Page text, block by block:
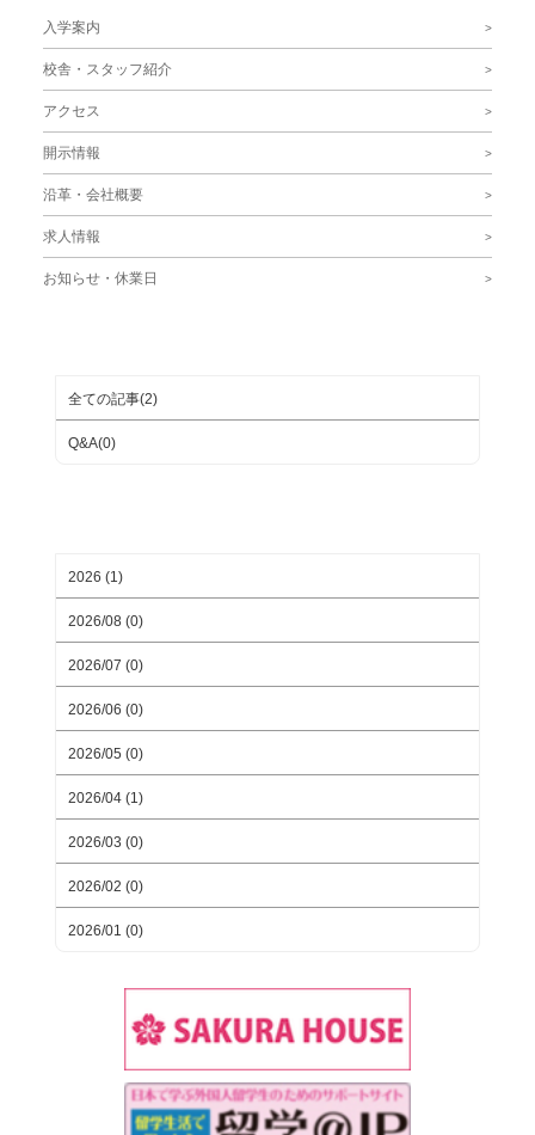
入学案内
校舎・スタッフ紹介
アクセス
開示情報
沿革・会社概要
求人情報
お知らせ・休業日
全ての記事(2)
Q&A(0)
2026 (1)
2026/08 (0)
2026/07 (0)
2026/06 (0)
2026/05 (0)
2026/04 (1)
2026/03 (0)
2026/02 (0)
2026/01 (0)